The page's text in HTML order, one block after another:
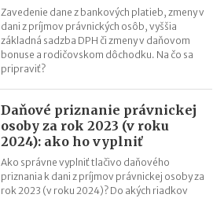
Zavedenie dane z bankových platieb, zmeny v
dani z príjmov právnických osôb, vyššia
základná sadzba DPH či zmeny v daňovom
bonuse a rodičovskom dôchodku. Na čo sa
pripraviť?
Daňové priznanie právnickej
osoby za rok 2023 (v roku
2024): ako ho vyplniť
Ako správne vyplniť tlačivo daňového
priznania k dani z príjmov právnickej osoby za
rok 2023 (v roku 2024)? Do akých riadkov